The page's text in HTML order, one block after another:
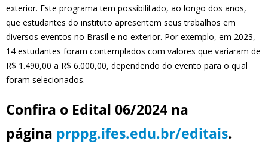
exterior. Este programa tem possibilitado, ao longo dos anos,
que estudantes do instituto apresentem seus trabalhos em
diversos eventos no Brasil e no exterior. Por exemplo, em 2023,
14 estudantes foram contemplados com valores que variaram de
R$ 1.490,00 a R$ 6.000,00, dependendo do evento para o qual
foram selecionados.
Confira o Edital 06/2024 na
página prppg.ifes.edu.br/editais.